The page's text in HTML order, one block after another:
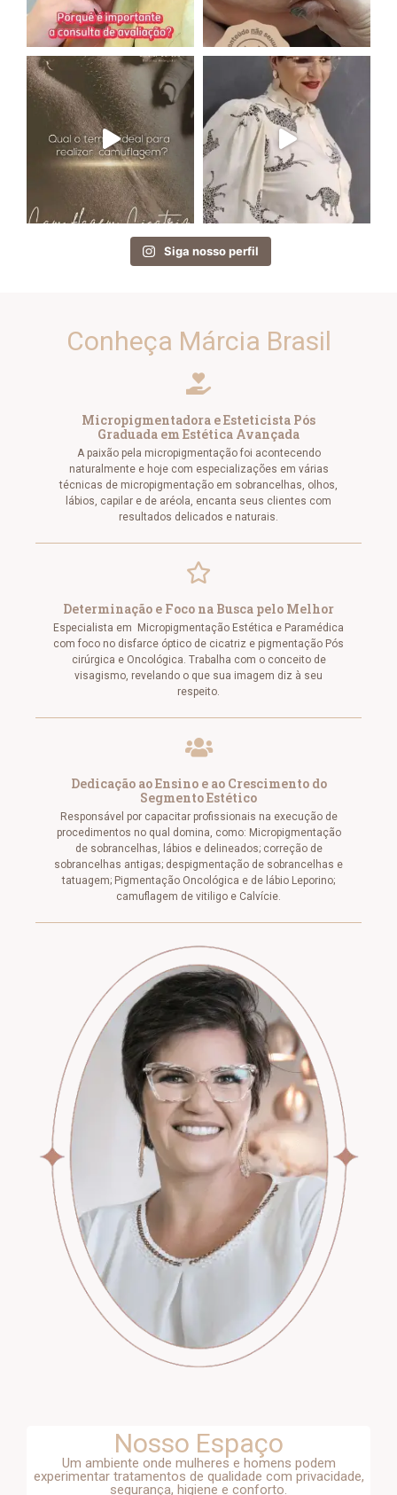
Siga nosso perfil
Conheça Márcia Brasil
Micropigmentadora e Esteticista Pós
Graduada em Estética Avançada
A paixão pela micropigmentação foi acontecendo
naturalmente e hoje com especializações em várias
técnicas de micropigmentação em sobrancelhas, olhos,
lábios, capilar e de aréola, encanta seus clientes com
resultados delicados e naturais.
Determinação e Foco na Busca pelo Melhor
Especialista em Micropigmentação Estética e Paramédica
com foco no disfarce óptico de cicatriz e pigmentação Pós
cirúrgica e Oncológica. Trabalha com o conceito de
visagismo, revelando o que sua imagem diz à seu
respeito.
Dedicação ao Ensino e ao Crescimento do
Segmento Estético
Responsável por capacitar profissionais na execução de
procedimentos no qual domina, como: Micropigmentação
de sobrancelhas, lábios e delineados; correção de
sobrancelhas antigas; despigmentação de sobrancelhas e
tatuagem; Pigmentação Oncológica e de lábio Leporino;
camuflagem de vitiligo e Calvície.
Nosso Espaço
Um ambiente onde mulheres e homens podem
experimentar tratamentos de qualidade com privacidade,
segurança, higiene e conforto.